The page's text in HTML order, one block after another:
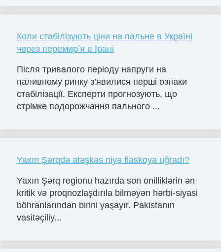
Коли стабілізують ціни на пальне в Україні
через перемирʼя в Ірані
Після тривалого періоду напруги на
паливному ринку з’явилися перші ознаки
стабілізації. Експерти прогнозують, що
стрімке подорожчання пального ...
Yaxın Şərqdə atəşkəs niyə fiaskoya uğradı?
Yaxın Şərq regionu hazırda son onilliklərin ən
kritik və proqnozlaşdırıla bilməyən hərbi-siyasi
böhranlarından birini yaşayır. Pakistanın
vasitəçiliy...